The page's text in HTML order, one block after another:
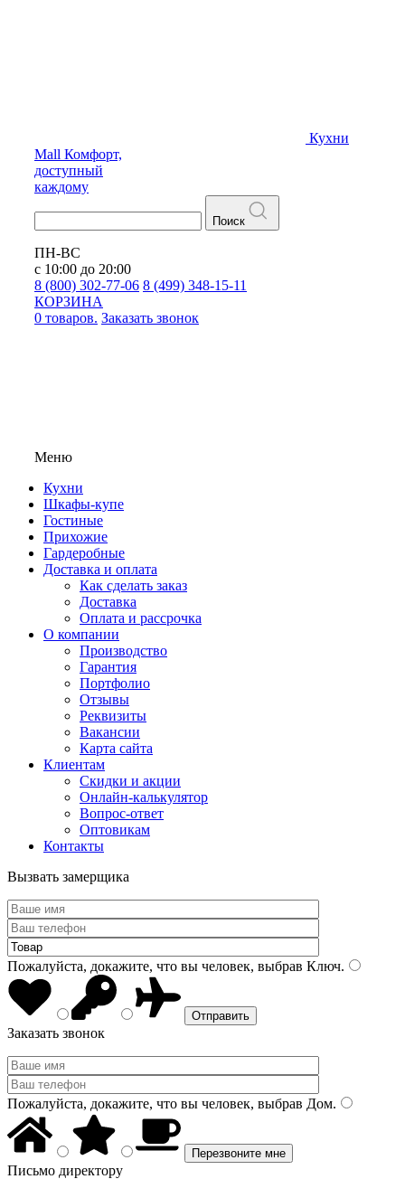
Кухни
Mall Комфорт,
доступный
каждому
Поиск
ПН-ВС
с 10:00 до 20:00
8 (800) 302-77-06 8 (499) 348-15-11
КОРЗИНА
0 товаров. Заказать звонок
Меню
Кухни
Шкафы-купе
Гостиные
Прихожие
Гардеробные
Доставка и оплата
Как сделать заказ
Доставка
Оплата и рассрочка
О компании
Производство
Гарантия
Портфолио
Отзывы
Реквизиты
Вакансии
Карта сайта
Клиентам
Скидки и акции
Онлайн-калькулятор
Вопрос-ответ
Оптовикам
Контакты
Вызвать замерщика
Пожалуйста, докажите, что вы человек, выбрав Ключ.
Заказать звонок
Пожалуйста, докажите, что вы человек, выбрав Дом.
Письмо директору